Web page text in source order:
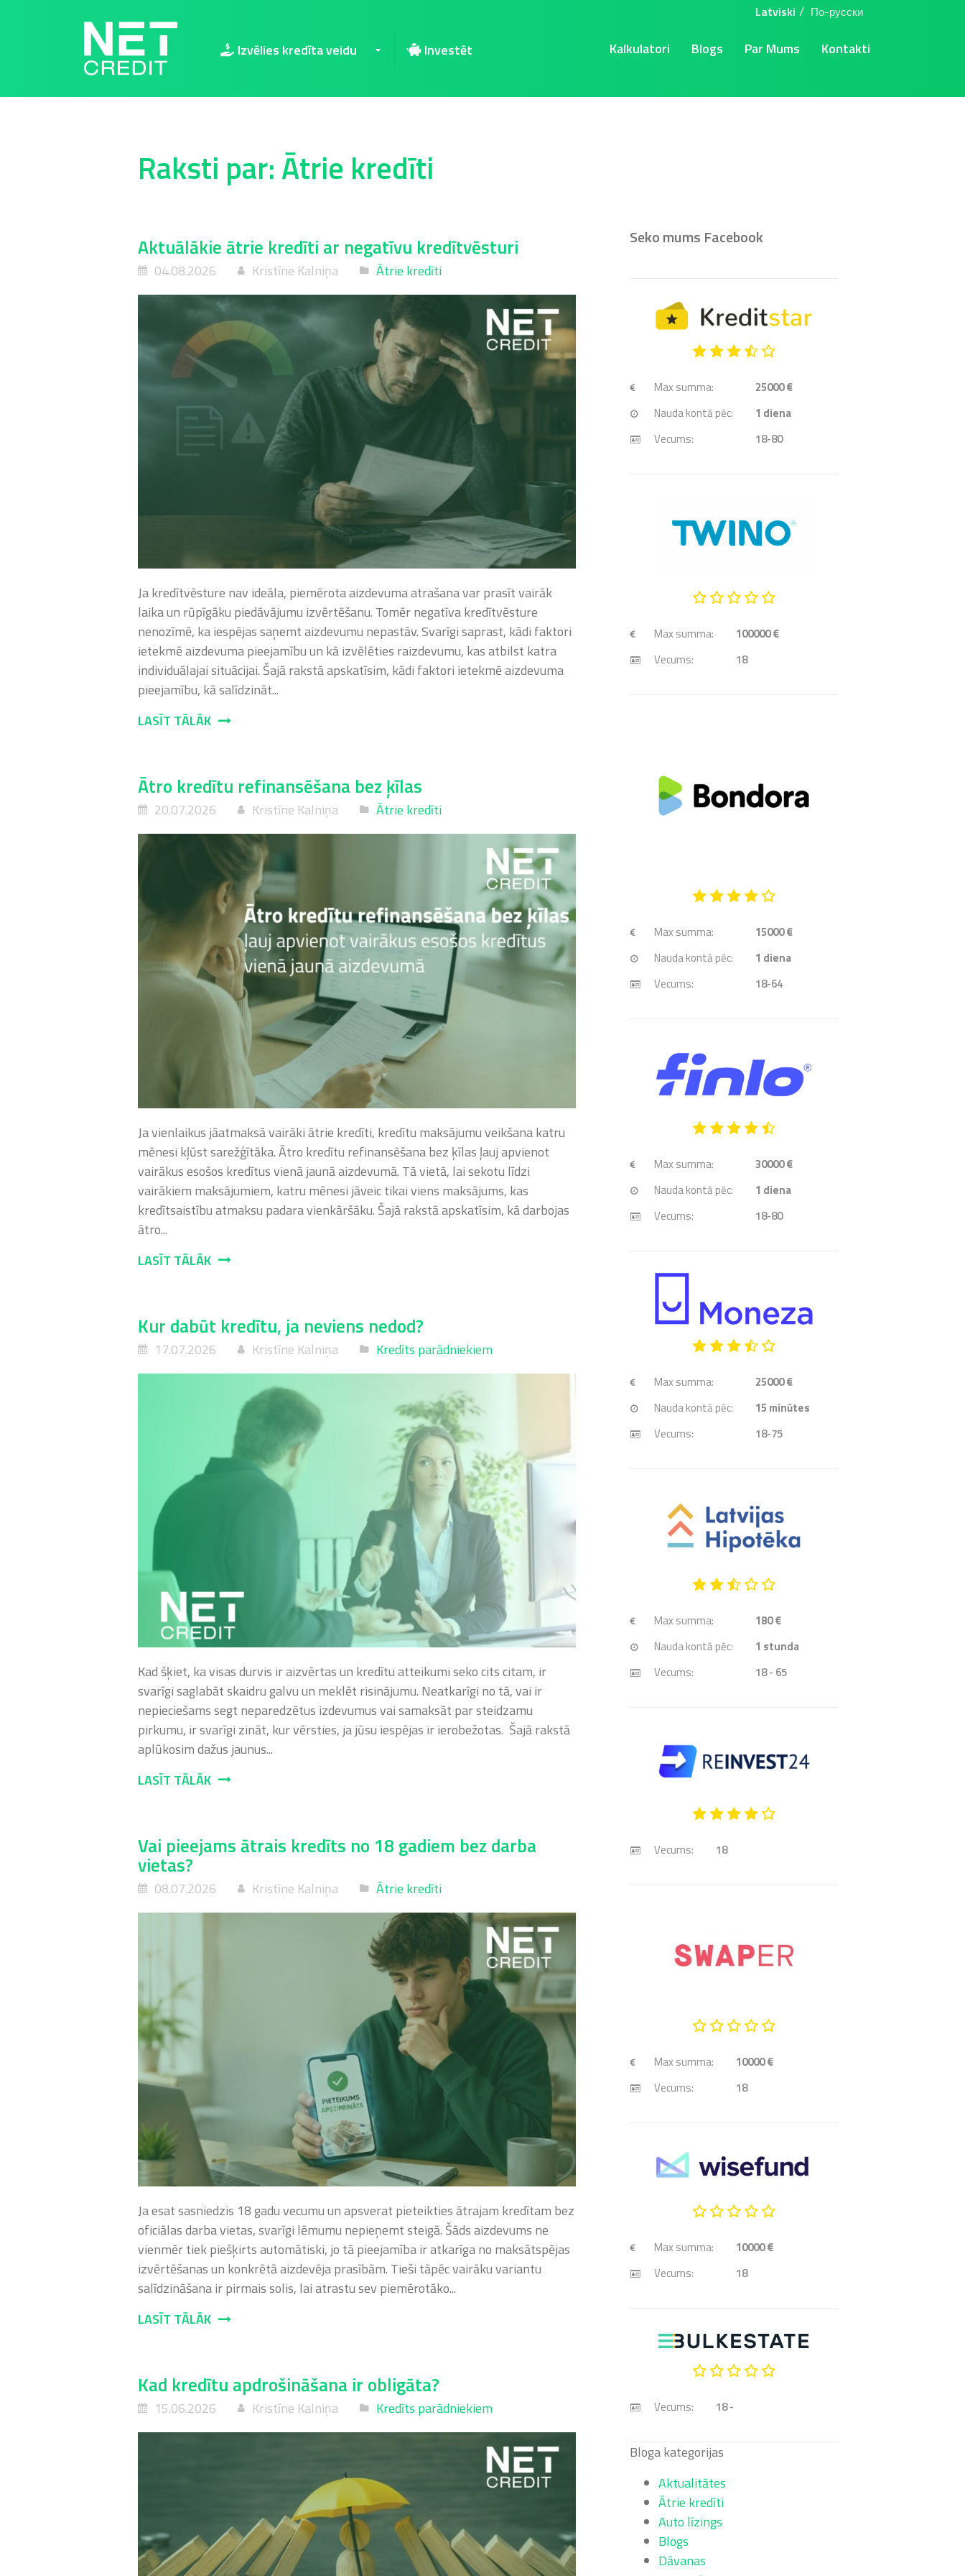
NetCredit.lv
Izvēlies kredīta veidu
Investēt
Latviski По-русски
Kalkulatori Blogs Par Mums Kontakti
Raksti par: Ātrie kredīti
Aktuālākie ātrie kredīti ar negatīvu kredītvēsturi
04.08.2026 Kristīne Kalniņa Ātrie kredīti
Ja kredītvēsture nav ideāla, piemērota aizdevuma atrašana var prasīt vairāk
laika un rūpīgāku piedāvājumu izvērtēšanu. Tomēr negatīva kredītvēsture
nenozīmē, ka iespējas saņemt aizdevumu nepastāv. Svarīgi saprast, kādi faktori
ietekmē aizdevuma pieejamību un kā izvēlēties raizdevumu, kas atbilst katra
individuālajai situācijai. Šajā rakstā apskatīsim, kādi faktori ietekmē aizdevuma
pieejamību, kā salīdzināt...
LASĪT TĀLĀK
Ātro kredītu refinansēšana bez ķīlas
20.07.2026 Kristīne Kalniņa Ātrie kredīti
Ja vienlaikus jāatmaksā vairāki ātrie kredīti, kredītu maksājumu veikšana katru
mēnesi kļūst sarežģītāka. Ātro kredītu refinansēšana bez ķīlas ļauj apvienot
vairākus esošos kredītus vienā jaunā aizdevumā. Tā vietā, lai sekotu līdzi
vairākiem maksājumiem, katru mēnesi jāveic tikai viens maksājums, kas
kredītsaistību atmaksu padara vienkāršāku. Šajā rakstā apskatīsim, kā darbojas
ātro...
LASĪT TĀLĀK
Kur dabūt kredītu, ja neviens nedod?
17.07.2026 Kristīne Kalniņa Kredīts parādniekiem
Kad šķiet, ka visas durvis ir aizvērtas un kredītu atteikumi seko cits citam, ir
svarīgi saglabāt skaidru galvu un meklēt risinājumu. Neatkarīgi no tā, vai ir
nepieciešams segt neparedzētus izdevumus vai samaksāt par steidzamu
pirkumu, ir svarīgi zināt, kur vērsties, ja jūsu iespējas ir ierobežotas. Šajā rakstā
aplūkosim dažus jaunus...
LASĪT TĀLĀK
Vai pieejams ātrais kredīts no 18 gadiem bez darba
vietas?
08.07.2026 Kristīne Kalniņa Ātrie kredīti
Ja esat sasniedzis 18 gadu vecumu un apsverat pieteikties ātrajam kredītam bez
oficiālas darba vietas, svarīgi lēmumu nepieņemt steigā. Šāds aizdevums ne
vienmēr tiek piešķirts automātiski, jo tā pieejamība ir atkarīga no maksātspējas
izvērtēšanas un konkrētā aizdevēja prasībām. Tieši tāpēc vairāku variantu
salīdzināšana ir pirmais solis, lai atrastu sev piemērotāko...
LASĪT TĀLĀK
Kad kredītu apdrošināšana ir obligāta?
15.06.2026 Kristīne Kalniņa Kredīts parādniekiem
Seko mums Facebook
Max summa:
25000 €
Nauda kontā pēc:
1 diena
Vecums:
18-80
Max summa:
100000 €
Vecums:
18
Max summa:
15000 €
Nauda kontā pēc:
1 diena
Vecums:
18-64
Max summa:
30000 €
Nauda kontā pēc:
1 diena
Vecums:
18-80
Max summa:
25000 €
Nauda kontā pēc:
15 minūtes
Vecums:
18-75
Max summa:
180 €
Nauda kontā pēc:
1 stunda
Vecums:
18 - 65
Vecums: 18
Max summa:
10000 €
Vecums:
18
Max summa:
10000 €
Vecums:
18
Vecums: 18 -
Bloga kategorijas
Aktualitātes
Ātrie kredīti
Auto līzings
Blogs
Dāvanas